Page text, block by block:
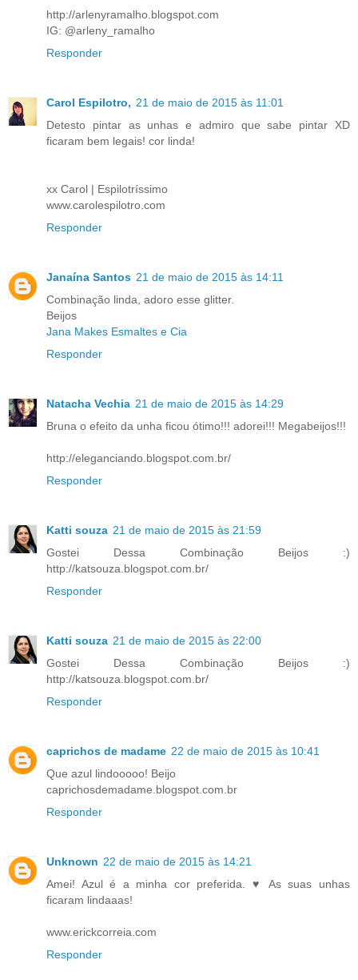
http://arlenyramalho.blogspot.com
IG: @arleny_ramalho
Responder
Carol Espilotro, 21 de maio de 2015 às 11:01
Detesto pintar as unhas e admiro que sabe pintar XD
ficaram bem legais! cor linda!
xx Carol | Espilotríssimo
www.carolespilotro.com
Responder
Janaína Santos 21 de maio de 2015 às 14:11
Combinação linda, adoro esse glitter.
Beijos
Jana Makes Esmaltes e Cia
Responder
Natacha Vechia 21 de maio de 2015 às 14:29
Bruna o efeito da unha ficou ótimo!!! adorei!!! Megabeijos!!!
http://eleganciando.blogspot.com.br/
Responder
Katti souza 21 de maio de 2015 às 21:59
Gostei Dessa Combinação Beijos :)
http://katsouza.blogspot.com.br/
Responder
Katti souza 21 de maio de 2015 às 22:00
Gostei Dessa Combinação Beijos :)
http://katsouza.blogspot.com.br/
Responder
caprichos de madame 22 de maio de 2015 às 10:41
Que azul lindooooo! Beijo
caprichosdemadame.blogspot.com.br
Responder
Unknown 22 de maio de 2015 às 14:21
Amei! Azul é a minha cor preferida. ♥ As suas unhas
ficaram lindaaas!
www.erickcorreia.com
Responder